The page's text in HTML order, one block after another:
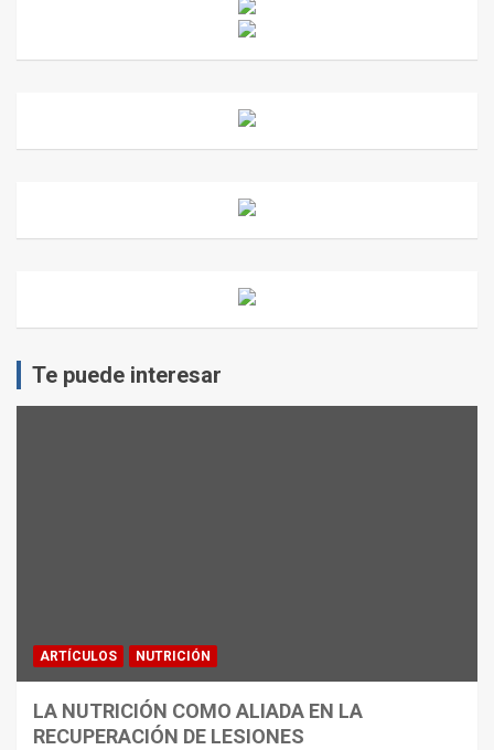
Te puede interesar
ARTÍCULOS NUTRICIÓN
LA NUTRICIÓN COMO ALIADA EN LA
RECUPERACIÓN DE LESIONES